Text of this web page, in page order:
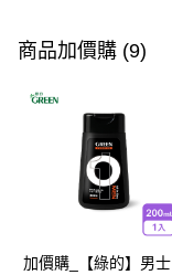
信用卡一次付款
超商取貨付款
LINE Pay
Apple Pay
悠遊付
商品加價購 (9)
加價購_【綠的】男士